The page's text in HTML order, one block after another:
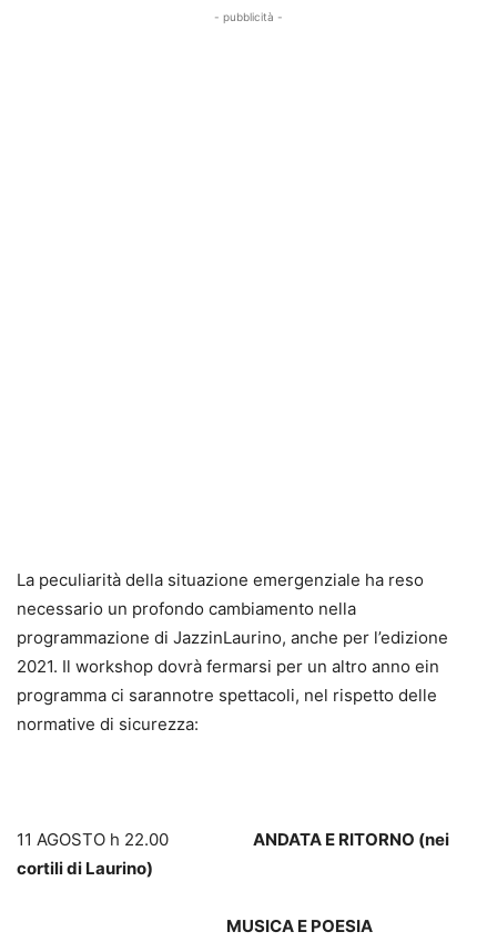
- pubblicità -
La peculiarità della situazione emergenziale ha reso
necessario un profondo cambiamento nella
programmazione di JazzinLaurino, anche per l’edizione
2021. Il workshop dovrà fermarsi per un altro anno ein
programma ci sarannotre spettacoli, nel rispetto delle
normative di sicurezza:
11 AGOSTO h 22.00 ANDATA E RITORNO (nei
cortili di Laurino)
MUSICA E POESIA